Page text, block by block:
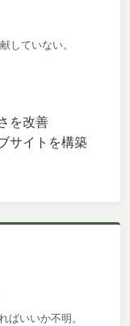
していない。
を改善
サイトを構築
いいか不明。